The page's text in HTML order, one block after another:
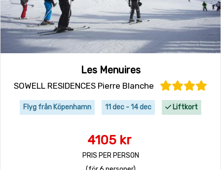
Les Menuires
SOWELL RESIDENCES Pierre Blanche
Flyg från Köpenhamn 11 dec - 14 dec Liftkort
4105 kr
PRIS PER PERSON